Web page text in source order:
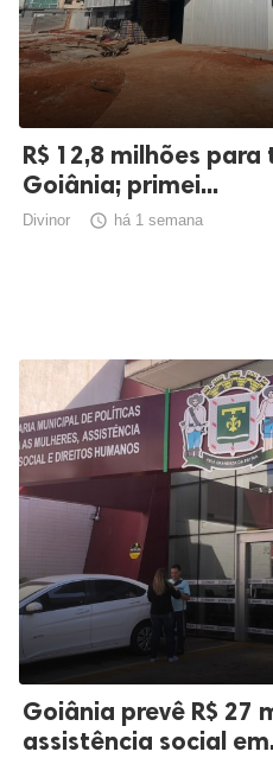
R$ 12,8 milhões para
Goiânia; primei...
Divinor  há 1 semana
Goiânia prevê R$ 27
assistência social